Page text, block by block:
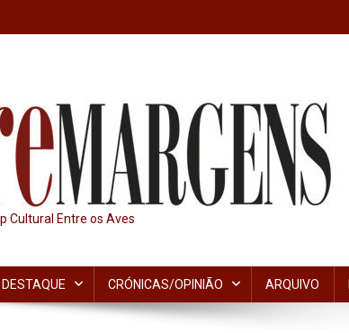
Cultural Entre os Aves
DESTAQUE CRÓNICAS/OPINIÃO ARQUIVO